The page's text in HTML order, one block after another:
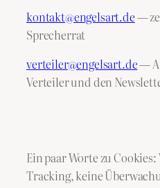
kontakt@engelsart.de—
Sprecherrat
verteiler@engelsart.de—
Verteiler und den
Ein paar Worte zu
Tracking, keine